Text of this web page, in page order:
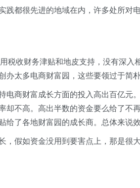
践都很先进的地域在内，许多处所对
税收财务津贴和地皮支持，没有深入
太多电商财富园，这些要领过于简朴
电商财富成长方面的投入高出百亿元
却不高。高出半数的资金要么给了不
了各地财富园的成长商。总体来说
，假如资金没用到要害点上，那是很